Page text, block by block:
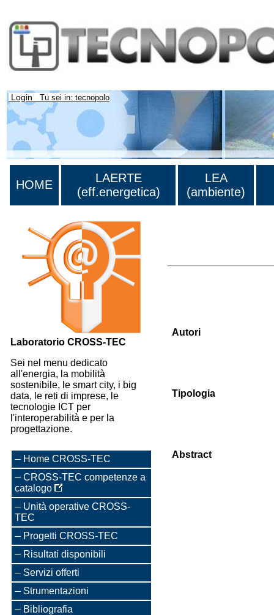
Login Tu sei in: tecnopolo
HOME
LAERTE
(eff.energetica)
LEA
(ambiente)
Laboratorio CROSS-TEC
Sei nel menu dedicato
all'energia, la mobilità
sostenibile, le smart city, i big
data, le reti di imprese, le
tecnologie ICT per
l'interoperabilità e per la
progettazione.
Home CROSS-TEC
CROSS-TEC competenze a
catalogo
Unità operative CROSS-
TEC
Progetti CROSS-TEC
Risultati disponibili
Servizi offerti
Strumentazioni
Bibliografia
Autori
Tipologia
Abstract